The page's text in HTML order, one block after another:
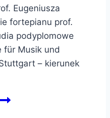
Eugeniusza
fortepianu prof.
podyplomowe
für Musik und
– kierunek